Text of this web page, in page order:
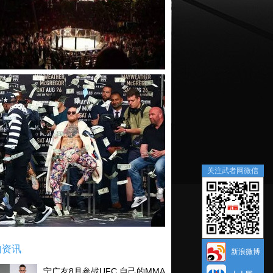
讯
关注武者网微信
新浪微博